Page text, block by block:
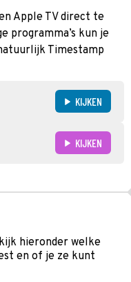
Apple TV direct te
programma’s kun je
Timestamp
KIJKEN
KIJKEN
hieronder welke
en of je ze kunt